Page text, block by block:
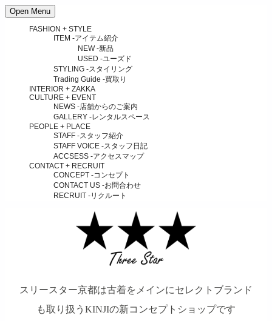
Open Menu
FASHION + STYLE
ITEM -アイテム紹介
NEW-新品
USED -ユーズド
STYLING -スタイリング
Trading Guide -買取り
INTERIOR + ZAKKA
CULTURE + EVENT
NEWS -店舗からのご案内
GALLERY -レンタルスペース
PEOPLE + PLACE
STAFF -スタッフ紹介
STAFF VOICE -スタッフ日記
ACCSESS -アクセスマップ
CONTACT + RECRUIT
CONCEPT -コンセプト
CONTACT US -お問合わせ
RECRUIT -リクルート
スリースター京都は古着をメインにセレクトブランド
も取り扱うKINJIの新コンセプトショップです